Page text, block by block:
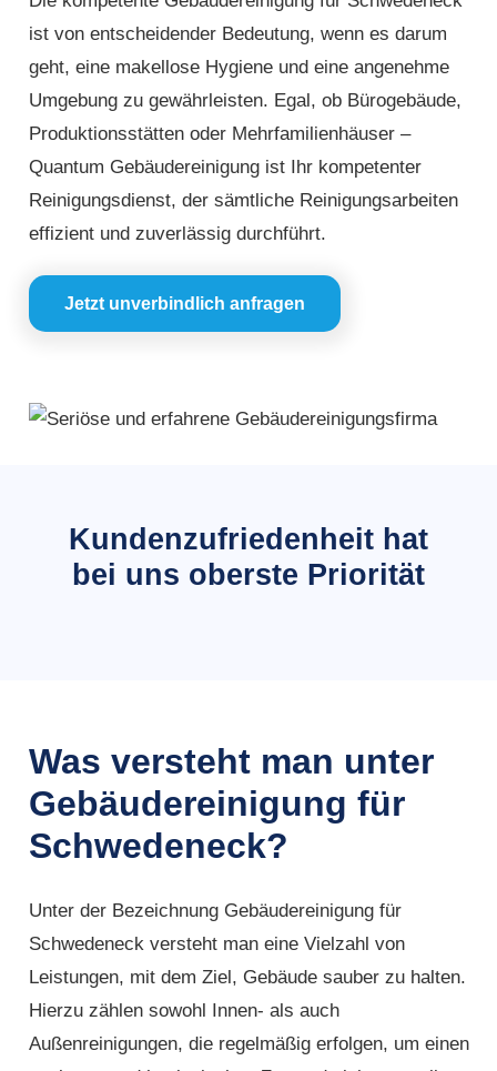
ist von entscheidender Bedeutung, wenn es darum
geht, eine makellose Hygiene und eine angenehme
Umgebung zu gewährleisten. Egal, ob Bürogebäude,
Produktionsstätten oder Mehrfamilienhäuser –
Quantum Gebäudereinigung ist Ihr kompetenter
Reinigungsdienst, der sämtliche Reinigungsarbeiten
effizient und zuverlässig durchführt.
Jetzt unverbindlich anfragen
Kundenzufriedenheit hat
bei uns oberste Priorität
Was versteht man unter
Gebäudereinigung für
Schwedeneck?
Unter der Bezeichnung Gebäudereinigung für
Schwedeneck versteht man eine Vielzahl von
Leistungen, mit dem Ziel, Gebäude sauber zu halten.
Hierzu zählen sowohl Innen- als auch
Außenreinigungen, die regelmäßig erfolgen, um einen